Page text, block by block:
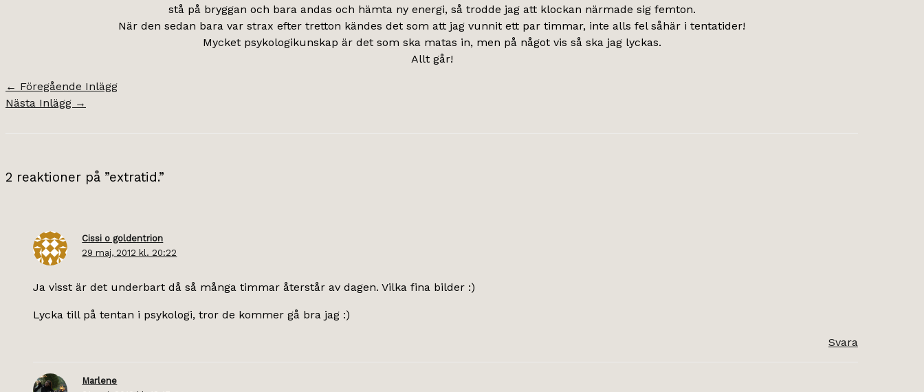
stå på bryggan och bara andas och hämta ny energi, så trodde jag att klockan närmade sig femton.
När den sedan bara var strax efter tretton kändes det som att jag vunnit ett par timmar, inte alls fel såhär i tentatider!
Mycket psykologikunskap är det som ska matas in, men på något vis så ska jag lyckas.
Allt går!
← Föregående Inlägg
Nästa Inlägg →
2 reaktioner på ”extratid.”
Cissi o goldentrion
29 maj, 2012 kl. 20:22
Ja visst är det underbart då så många timmar återstår av dagen. Vilka fina bilder :)
Lycka till på tentan i psykologi, tror de kommer gå bra jag :)
Svara
Marlene